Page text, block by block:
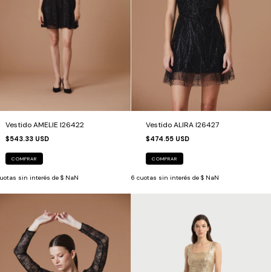
Vestido AMELIE I26422
$543.33 USD
COMPRAR
sin interés de $ NaN
Vestido ALIRA I26427
$474.55 USD
COMPRAR
6 cuotas sin interés de $ NaN